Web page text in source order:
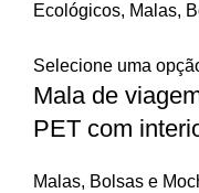
Ecológicos, Malas,
Selecione uma
Mala de
PET com
Malas, Bolsas e